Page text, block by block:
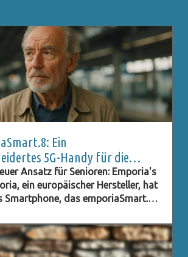
Ein
5G-Handy für die
Ansatz für Senioren: Emporia's
ein europäischer Hersteller, hat
Smartphone, das emporiaSmart.8,
5G-Smartphone gezielt auf die
Der besondere Clou? Ein Jahr
Garantie, die es älteren